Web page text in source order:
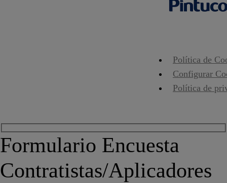
Política de
Configurar
Política de
Formulario Encuesta
Contratistas/Aplicadores